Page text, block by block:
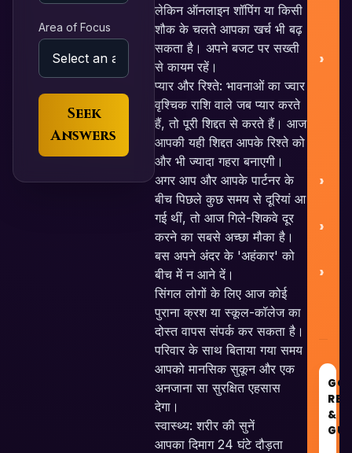
Area of Focus
Seek
Answers
लेकिन ऑनलाइन शॉपिंग या किसी
शौक के चलते आपका खर्च भी बढ़
सकता है। अपने बजट पर सख्ती
से कायम रहें।
प्यार और रिश्ते: भावनाओं का ज्वार
वृश्चिक राशि वाले जब प्यार करते
हैं, तो पूरी शिद्दत से करते हैं। आज
आपकी यही शिद्दत आपके रिश्ते को
और भी ज्यादा गहरा बनाएगी।
अगर आप और आपके पार्टनर के
बीच पिछले कुछ समय से दूरियां आ
गई थीं, तो आज गिले-शिकवे दूर
करने का सबसे अच्छा मौका है।
बस अपने अंदर के 'अहंकार' को
बीच में न आने दें।
सिंगल लोगों के लिए आज कोई
पुराना क्रश या स्कूल-कॉलेज का
दोस्त वापस संपर्क कर सकता है।
परिवार के साथ बिताया गया समय
आपको मानसिक सुकून और एक
अनजाना सा सुरक्षित एहसास
देगा।
स्वास्थ्य: शरीर की सुनें
आपका दिमाग 24 घंटे दौड़ता
&